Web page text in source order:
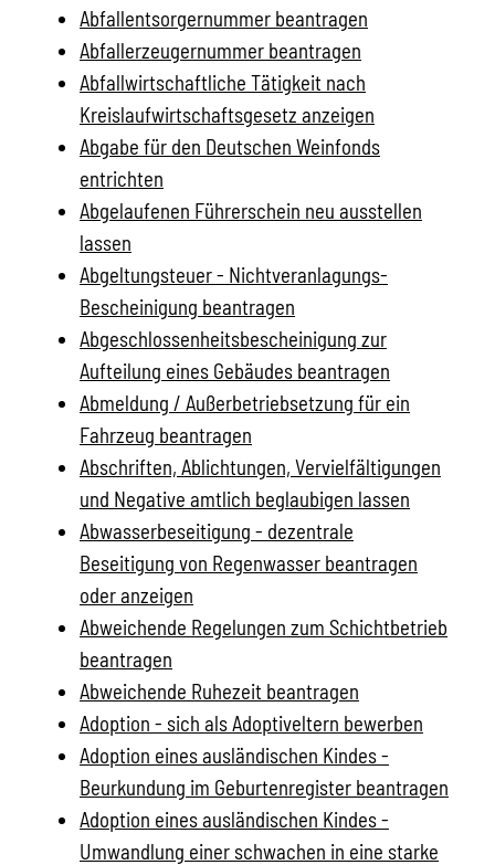
Abfallentsorgernummer beantragen
Abfallerzeugernummer beantragen
Abfallwirtschaftliche Tätigkeit nach
Kreislaufwirtschaftsgesetz anzeigen
Abgabe für den Deutschen Weinfonds
entrichten
Abgelaufenen Führerschein neu ausstellen
lassen
Abgeltungsteuer - Nichtveranlagungs-
Bescheinigung beantragen
Abgeschlossenheitsbescheinigung zur
Aufteilung eines Gebäudes beantragen
Abmeldung / Außerbetriebsetzung für ein
Fahrzeug beantragen
Abschriften, Ablichtungen, Vervielfältigungen
und Negative amtlich beglaubigen lassen
Abwasserbeseitigung - dezentrale
Beseitigung von Regenwasser beantragen
oder anzeigen
Abweichende Regelungen zum Schichtbetrieb
beantragen
Abweichende Ruhezeit beantragen
Adoption - sich als Adoptiveltern bewerben
Adoption eines ausländischen Kindes -
Beurkundung im Geburtenregister beantragen
Adoption eines ausländischen Kindes -
Umwandlung einer schwachen in eine starke